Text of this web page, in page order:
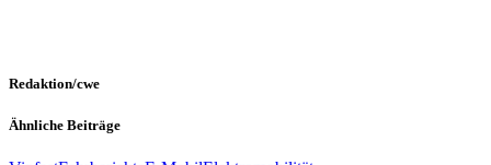
Redaktion/cwe
Ähnliche Beiträge